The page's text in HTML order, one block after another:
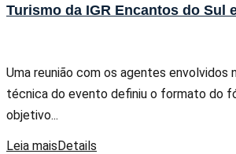
Turismo da IGR Encantos do Sul
Uma reunião com os agentes envolvidos
técnica do evento definiu o formato do
objetivo...
Leia maisDetails